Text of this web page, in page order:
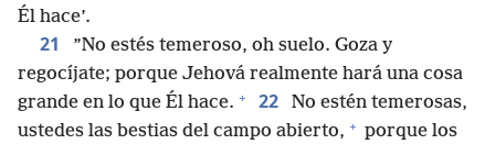
Él hace’.
21
”No estés temeroso, oh suelo. Goza y
regocíjate; porque Jehová realmente hará una cosa
grande en lo que Él hace. + 22
No estén temerosas,
ustedes las bestias del campo abierto, + porque los